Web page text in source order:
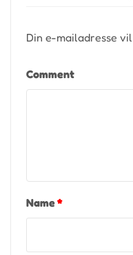
Din e-mailadresse
Comment
Name*